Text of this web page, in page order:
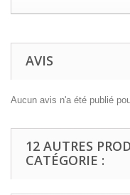
AVIS
Aucun avis n'a été publié
12 AUTRES
CATÉGORIE :